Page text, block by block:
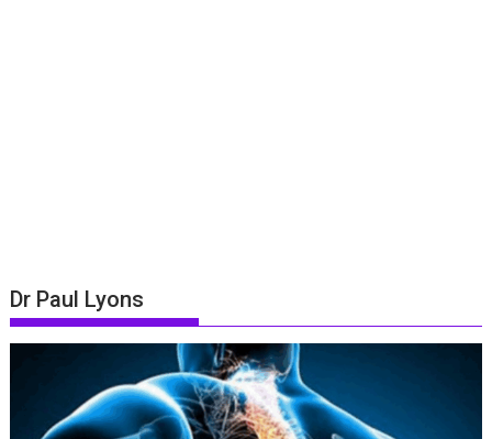
Dr Paul Lyons